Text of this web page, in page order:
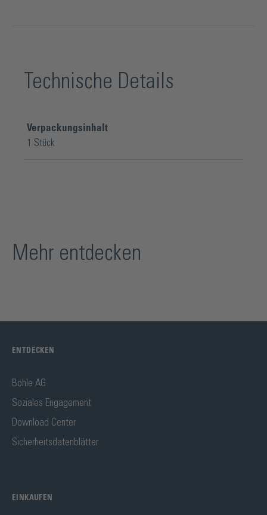
Technische Details
Verpackungsinhalt
1 Stück
Mehr entdecken
ENTDECKEN
Bohle AG
Soziales Engagement
Download Center
Sicherheitsdatenblätter
EINKAUFEN